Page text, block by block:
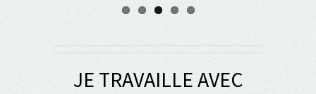
JE TRAVAILLE AVEC